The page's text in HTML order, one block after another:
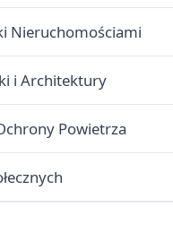
Nieruchomościami
i Architektury
Powietrza